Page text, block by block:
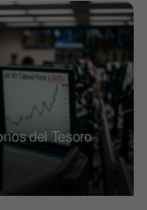
del Tesoro